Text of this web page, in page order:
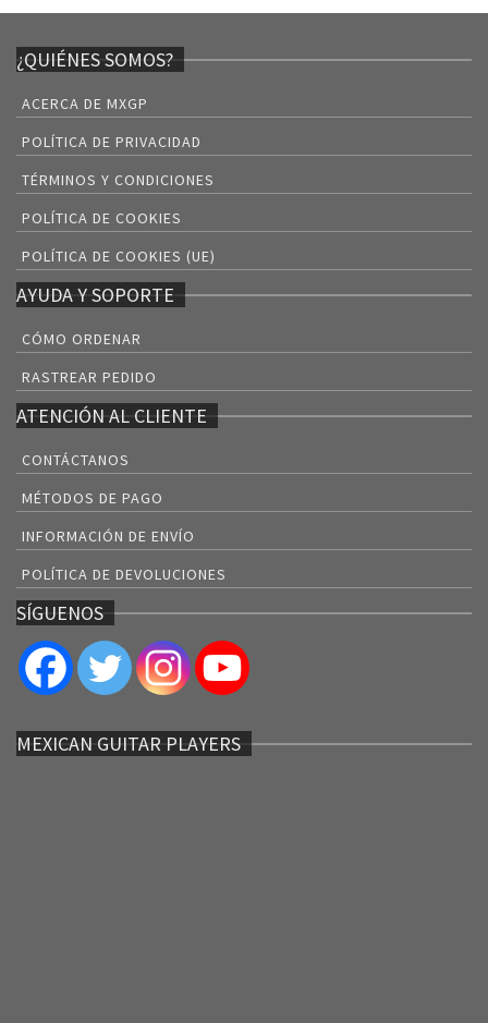
¿QUIÉNES SOMOS?
ACERCA DE MXGP
POLÍTICA DE PRIVACIDAD
TÉRMINOS Y CONDICIONES
POLÍTICA DE COOKIES
POLÍTICA DE COOKIES (UE)
AYUDA Y SOPORTE
CÓMO ORDENAR
RASTREAR PEDIDO
ATENCIÓN AL CLIENTE
CONTÁCTANOS
MÉTODOS DE PAGO
INFORMACIÓN DE ENVÍO
POLÍTICA DE DEVOLUCIONES
SÍGUENOS
MEXICAN GUITAR PLAYERS